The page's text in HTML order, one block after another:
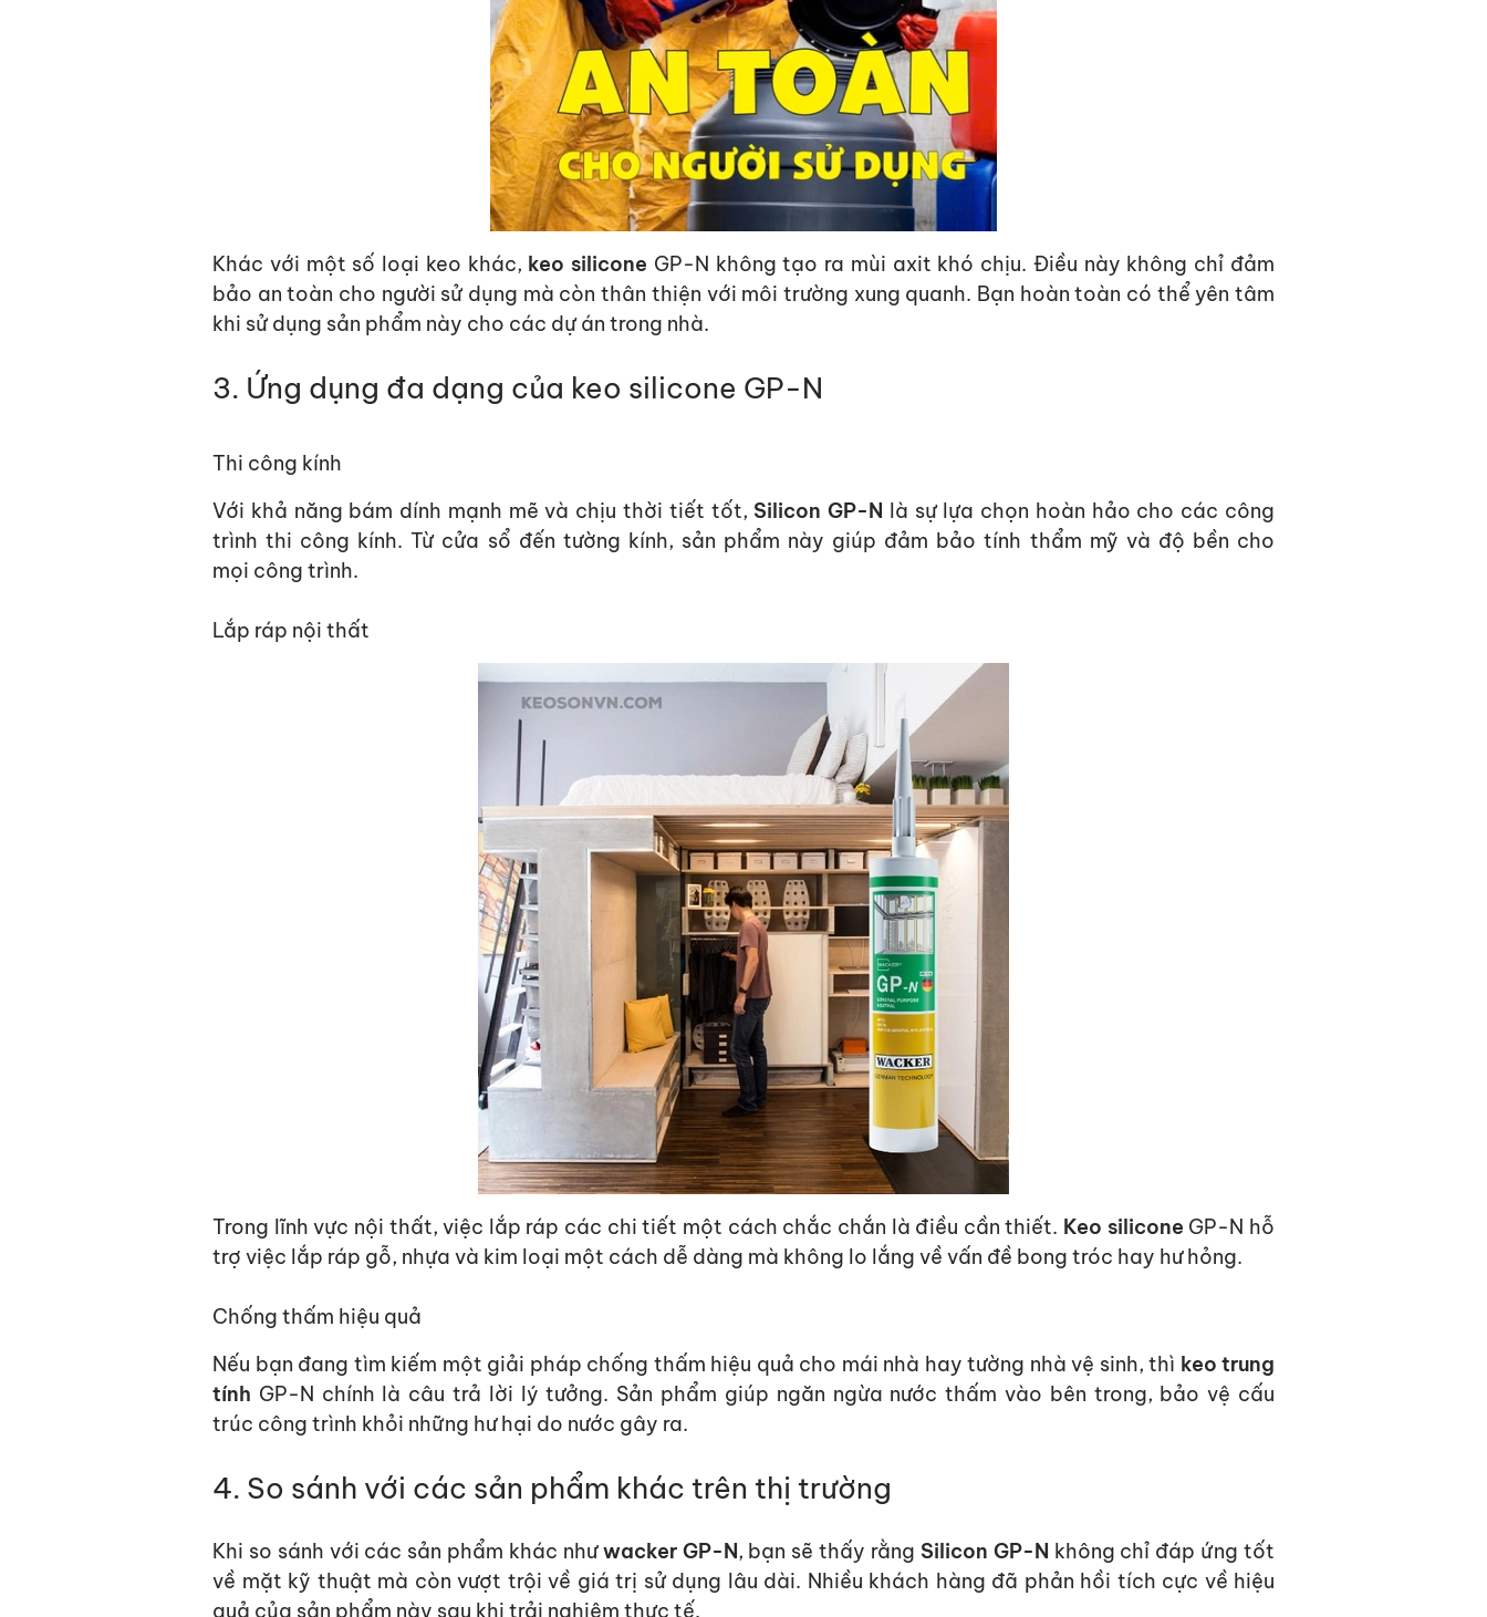
Khác với một số loại keo khác, keo silicone GP-N không tạo ra mùi axit khó chịu. Điều này không chỉ đảm
bảo an toàn cho người sử dụng mà còn thân thiện với môi trường xung quanh. Bạn hoàn toàn có thể yên tâm
khi sử dụng sản phẩm này cho các dự án trong nhà.
3. Ứng dụng đa dạng của keo silicone GP-N
Thi công kính
Với khả năng bám dính mạnh mẽ và chịu thời tiết tốt, Silicon GP-N là sự lựa chọn hoàn hảo cho các công
trình thi công kính. Từ cửa sổ đến tường kính, sản phẩm này giúp đảm bảotính thẩm mỹ và độ bền cho
mọi công trình.
Lắp ráp nội thất
Trong lĩnh vực nội thất, việc lắp ráp các chi tiết một cách chắc chắn là điều cần thiết. Keo silicone GP-N hỗ
trợ việc lắp ráp gỗ, nhựa và kim loại một cách dễ dàng mà không lo lắng về vấn đề bong tróc hay hư hỏng.
Chống thấm hiệu quả
Nếu bạn đang tìm kiếm một giải pháp chống thấm hiệu quả cho mái nhà hay tường nhà vệ sinh, thì keo trung
tính GP-N chính là câu trả lời lý tưởng. Sản phẩm giúp ngăn ngừa nước thấm vào bên trong, bảo vệ cấu
trúc công trình khỏi những hư hại do nước gây ra.
4. So sánh với các sản phẩm khác trên thị trường
Khi so sánh với các sản phẩm khác nhưwacker GP-N, bạn sẽ thấy rằng Silicon GP-N không chỉ đáp ứng tốt
về mặt kỹ thuật mà còn vượt trội về giá trị sử dụng lâu dài. Nhiều khách hàng đã phản hồi tích cực về hiệu
quả của sản phẩm này sau khi trải nghiệm thực tế.